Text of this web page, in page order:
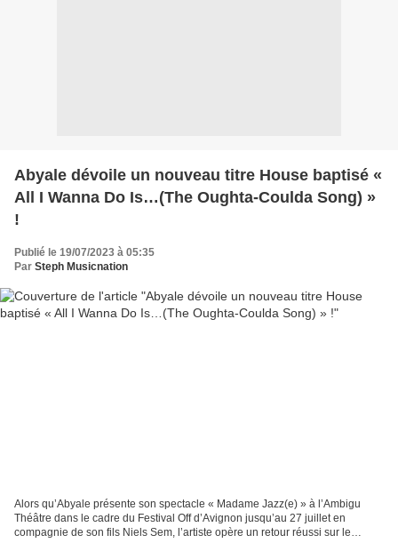
Abyale dévoile un nouveau titre House baptisé «
All I Wanna Do Is…(The Oughta-Coulda Song) »
!
Publié le 19/07/2023 à 05:35
Par Steph Musicnation
Alors qu’Abyale présente son spectacle « Madame Jazz(e) » à l’Ambigu
Théâtre dans le cadre du Festival Off d’Avignon jusqu’au 27 juillet en
compagnie de son fils Niels Sem, l’artiste opère un retour réussi sur le